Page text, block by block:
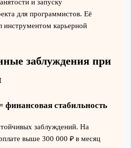
и запуску
для программистов. Её
инструментом карьерной
заблуждения при
финансовая стабильность
заблуждений. На
выше 300 000 ₽ в месяц